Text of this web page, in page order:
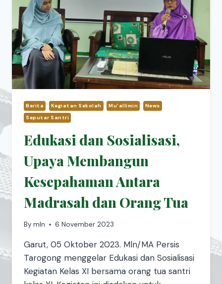
Berita Kegiatan Sekolah Mu'allimin
News
Seputar Santri
Edukasi dan Sosialisasi,
Upaya Membangun
Kesepahaman Antara
Madrasah dan Orang Tua
By mln 6 November 2023
Garut, 05 Oktober 2023. Mln/MA Persis
Tarogong menggelar Edukasi dan Sosialisasi
Kegiatan Kelas XI bersama orang tua santri